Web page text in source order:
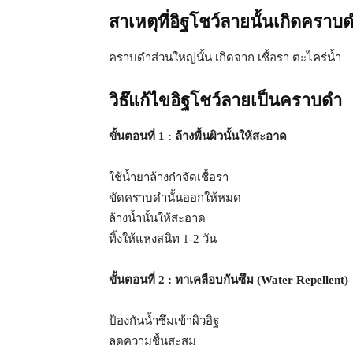
สาเหตุที่อิฐโชว์ลายนั้นเกิดคราบ
คราบดำส่วนใหญ่นั้น เกิดจาก เชื้อรา ตะไคร่น้ำ
วิธ๊แก้ไขอิฐโชว์ลายเป็นคราบดำ
ขั้นตอนที่ 1 : ล้างพื้นผิวนั้นให้สะอาด
ใช้น้ำยาล้างกำจัดเชื้อรา
ขัดคราบดำนั้นออกให้หมด
ล้างน้ำนั้นให้สะอาด
ทิ้งให้แหงสนิท 1-2 วัน
ขั้นตอนที่ 2 : ทาเคลือบกันซึม (Water Repellent)
ป้องกันน้ำซึมเข้าผิวอิฐ
ลดความชื้นสะสม